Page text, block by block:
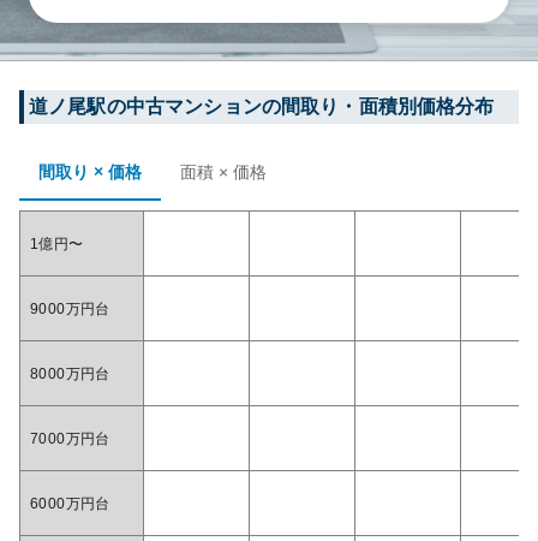
道ノ尾駅の中古マンションの間取り・面積別価格分布
間取り × 価格 面積 × 価格
1億円〜
9000万円台
8000万円台
7000万円台
6000万円台